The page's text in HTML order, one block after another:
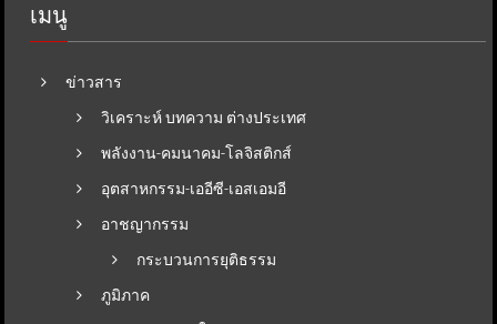
เมนู
ข่าวสาร
วิเคราะห์ บทความ ต่างประเทศ
พลังงาน-คมนาคม-โลจิสติกส์
อุตสาหกรรม-เออีซี-เอสเอมอี
อาชญากรรม
กระบวนการยุติธรรม
ภูมิภาค